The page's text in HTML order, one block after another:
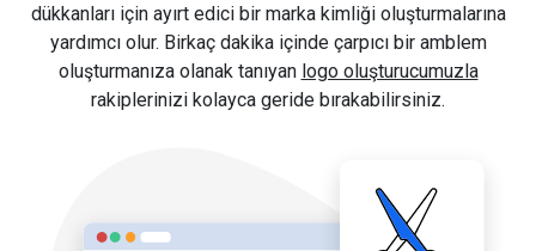
dükkanları için ayırt edici bir marka kimliği oluşturmalarına
yardımcı olur. Birkaç dakika içinde çarpıcı bir amblem
oluşturmanıza olanak tanıyan logo oluşturucumuzla
rakiplerinizi kolayca geride bırakabilirsiniz.